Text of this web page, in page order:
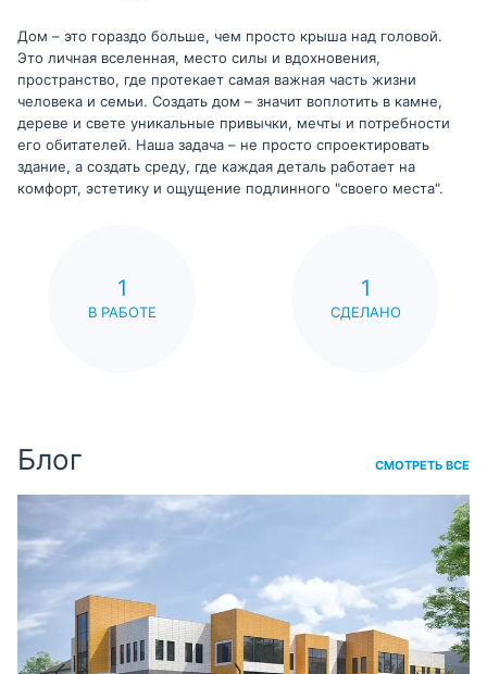
Дом – это гораздо больше, чем просто крыша над головой.
Это личная вселенная, место силы и вдохновения,
пространство, где протекает самая важная часть жизни
человека и семьи. Создать дом – значит воплотить в камне,
дереве и свете уникальные привычки, мечты и потребности
его обитателей. Наша задача – не просто спроектировать
здание, а создать среду, где каждая деталь работает на
комфорт, эстетику и ощущение подлинного "своего места".
1
В РАБОТЕ
1
СДЕЛАНО
Блог СМОТРЕТЬ ВСЕ